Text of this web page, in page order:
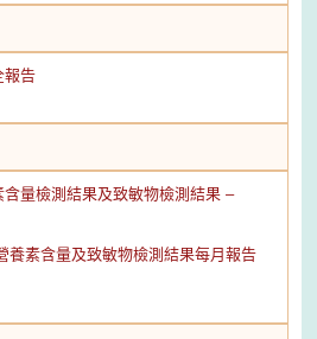
報告
含量檢測結果及致敏物檢測結果 –
養素含量及致敏物檢測結果每月報告